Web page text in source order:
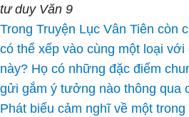
tư duy Văn 9
Trong Truyện Lục Vân Tiên còn
có thể xếp vào cùng một loại
này? Họ có những đặc điểm
gửi gắm ý tưởng nào thông qua
Phát biểu cảm nghĩ về một